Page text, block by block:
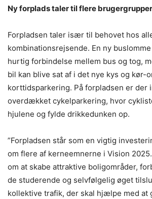
Ny forplads taler til flere brugergrupper
Forpladsen taler især til behovet hos
kombinationsrejsende. En ny
hurtig forbindelse mellem bus og tog,
bil kan blive sat af i det nye kys og kør-
korttidsparkering. På forpladsen er der
overdækket cykelparkering, hvor
hjulene og fylde drikkedunken op.
”Forpladsen står som en vigtig
om flere af kerneemnerne i Vision
om at skabe attraktive boligområder,
de studerende og selvfølgelig øget
kollektive trafik, der skal hjælpe med at